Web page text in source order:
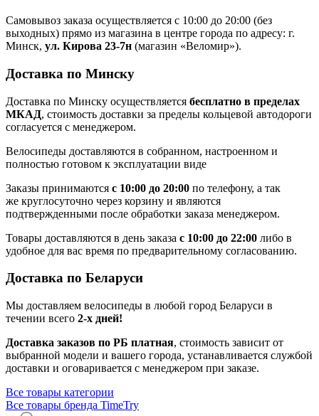
Самовывоз заказа осуществляется с 10:00 до 20:00 (без
выходных) прямо из магазина в центре города по адресу: г.
Минск, ул. Кирова 23-7н (магазин «Веломир»).
Доставка по Минску
Доставка по Минску осуществляется бесплатно в пределах
МКАД, стоимость доставки за пределы кольцевой автодороги
согласуется с менеджером.
Велосипеды доставляются в собранном, настроенном и
полностью готовом к эксплуатации виде
Заказы принимаются с 10:00 до 20:00 по телефону, а так
же круглосуточно через корзину и являются
подтвержденными после обработки заказа менеджером.
Товары доставляются в день заказа с 10:00 до 22:00 либо в
удобное для вас время по предварительному согласованию.
Доставка по Беларуси
Мы доставляем велосипеды в любой город Беларуси в
течении всего 2-х дней!
Доставка заказов по РБ платная, стоимость зависит от
выбранной модели и вашего города, устанавливается службой
доставки и оговаривается с менеджером при заказе.
Все товары категории
Все товары бренда TimeTry